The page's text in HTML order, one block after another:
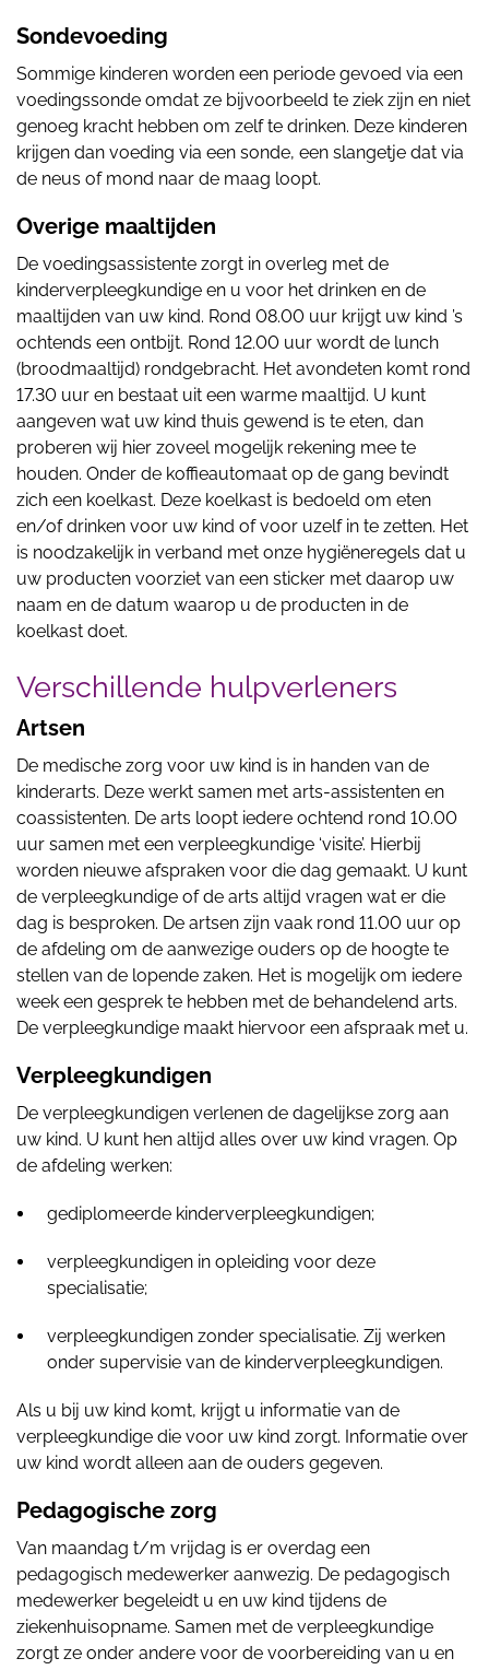
Sondevoeding
Sommige kinderen worden een periode gevoed via een
voedingssonde omdat ze bijvoorbeeld te ziek zijn en niet
genoeg kracht hebben om zelf te drinken. Deze kinderen
krijgen dan voeding via een sonde, een slangetje dat via
de neus of mond naar de maag loopt.
Overige maaltijden
De voedingsassistente zorgt in overleg met de
kinderverpleegkundige en u voor het drinken en de
maaltijden van uw kind. Rond 08.00 uur krijgt uw kind ’s
ochtends een ontbijt. Rond 12.00 uur wordt de lunch
(broodmaaltijd) rondgebracht. Het avondeten komt rond
17.30 uur en bestaat uit een warme maaltijd. U kunt
aangeven wat uw kind thuis gewend is te eten, dan
proberen wij hier zoveel mogelijk rekening mee te
houden. Onder de koffieautomaat op de gang bevindt
zich een koelkast. Deze koelkast is bedoeld om eten
en/of drinken voor uw kind of voor uzelf in te zetten. Het
is noodzakelijk in verband met onze hygiëneregels dat u
uw producten voorziet van een sticker met daarop uw
naam en de datum waarop u de producten in de
koelkast doet.
Verschillende hulpverleners
Artsen
De medische zorg voor uw kind is in handen van de
kinderarts. Deze werkt samen met arts-assistenten en
coassistenten. De arts loopt iedere ochtend rond 10.00
uur samen met een verpleegkundige ‘visite’. Hierbij
worden nieuwe afspraken voor die dag gemaakt. U kunt
de verpleegkundige of de arts altijd vragen wat er die
dag is besproken. De artsen zijn vaak rond 11.00 uur op
de afdeling om de aanwezige ouders op de hoogte te
stellen van de lopende zaken. Het is mogelijk om iedere
week een gesprek te hebben met de behandelend arts.
De verpleegkundige maakt hiervoor een afspraak met u.
Verpleegkundigen
De verpleegkundigen verlenen de dagelijkse zorg aan
uw kind. U kunt hen altijd alles over uw kind vragen. Op
de afdeling werken:
gediplomeerde kinderverpleegkundigen;
verpleegkundigen in opleiding voor deze
specialisatie;
verpleegkundigen zonder specialisatie. Zij werken
onder supervisie van de kinderverpleegkundigen.
Als u bij uw kind komt, krijgt u informatie van de
verpleegkundige die voor uw kind zorgt. Informatie over
uw kind wordt alleen aan de ouders gegeven.
Pedagogische zorg
Van maandag t/m vrijdag is er overdag een
pedagogisch medewerker aanwezig. De pedagogisch
medewerker begeleidt u en uw kind tijdens de
ziekenhuisopname. Samen met de verpleegkundige
zorgt ze onder andere voor de voorbereiding van u en